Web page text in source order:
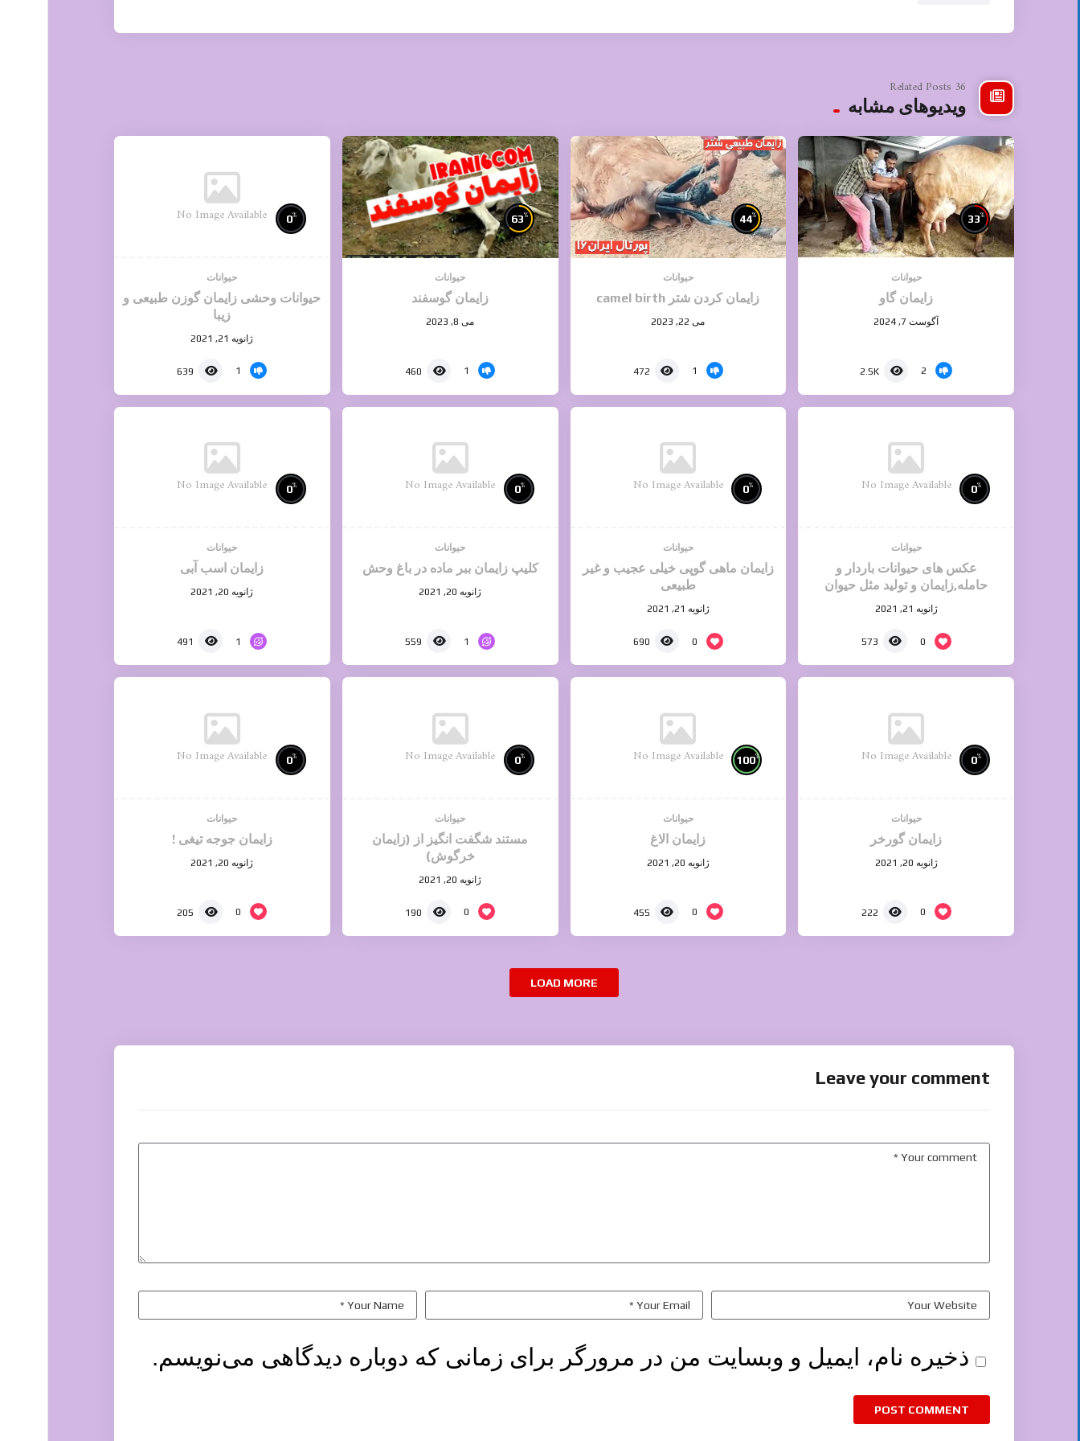
36 Related Posts
ویدیوهای مشابه
33%
حیوانات
زایمان گاو
آگوست 7, 2024
2
2.5K
44%
حیوانات
زایمان کردن شتر camel birth
می 22, 2023
1
472
63%
حیوانات
زایمان گوسفند
می 8, 2023
1
460
No Image Available 0%
حیوانات
حیوانات وحشی زایمان گوزن طبیعی و
زیبا
ژانویه 21, 2021
1
639
No Image Available 0%
حیوانات
عکس های حیوانات باردار و
حامله,زایمان و تولید مثل حیوان
ژانویه 21, 2021
0
573
No Image Available 0%
حیوانات
زایمان ماهی گوپی خیلی عجیب و غیر
طبیعی
ژانویه 21, 2021
0
690
No Image Available 0%
حیوانات
کلیپ زایمان ببر ماده در باغ وحش
ژانویه 20, 2021
1
559
No Image Available 0%
حیوانات
زایمان اسب آبی
ژانویه 20, 2021
1
491
No Image Available 0%
حیوانات
زایمان گورخر
ژانویه 20, 2021
0
222
No Image Available 100%
حیوانات
زایمان الاغ
ژانویه 20, 2021
0
455
No Image Available 0%
حیوانات
مستند شگفت انگیز از (زایمان
خرگوش)
ژانویه 20, 2021
0
190
No Image Available 0%
حیوانات
زایمان جوجه تیغی !
ژانویه 20, 2021
0
205
LOAD MORE
Leave your comment
ذخیره نام، ایمیل و وبسایت من در مرورگر برای زمانی که دوباره دیدگاهی می‌نویسم.